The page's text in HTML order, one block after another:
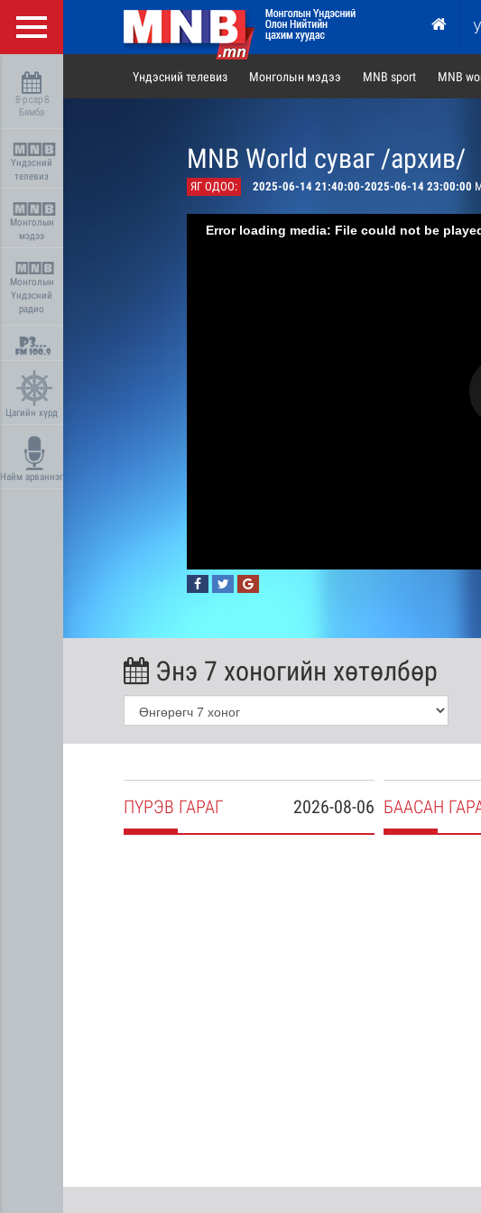
8-р сар 8
Бямба
Үндэсний
телевиз
Монголын
мэдээ
Монголын
Үндэсний
радио
Цагийн хүрд
Найм арваннэг
Үндэсний телевиз Монголын мэдээ MNB sport MNB
MNB World суваг /архив/
ЯГ ОДОО: 2025-06-14 21:40:00-2025-06-14 23:00:00
Error loading media: File could not be
Энэ 7 хоногийн хөтөлбөр
2026-08-06
ПҮРЭВ ГАРАГ БААСАН